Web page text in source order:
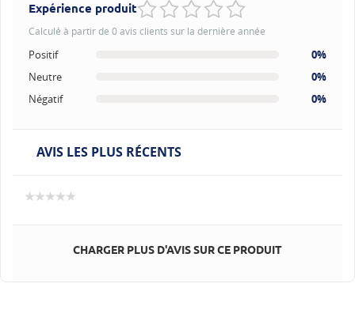
Expérience produit
Calculé à partir de 0 avis clients sur la dernière année
Positif
0%
Neutre
0%
Négatif
0%
AVIS LES PLUS RÉCENTS
CHARGER PLUS D'AVIS SUR CE PRODUIT